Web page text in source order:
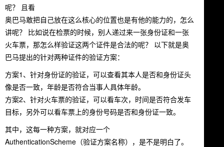
呢？ 且看
奥巴马敢把自己放在这么核心的位置也是有他的能力的，怎么
讲呢？ 比如说在检票的时候，别人递过来一张身份证和一张
火车票，那怎么样验证这两个证件是合法的呢？ 以下就是奥
巴马提出的针对两种证件的验证方案：
方案1、针对身份证的验证，可以查看其本人是否和身份证头
像是否一致，年龄是否符合当事人具体年龄。
方案2、针对火车票的验证，可以看车次，时间是否符合发车
目标，另外可以看车票上的身份号码是否和身份证一致。
其中，这每一种方案，就对应一个
AuthenticationScheme （验证方案名称），是不是明白了。